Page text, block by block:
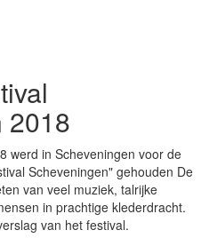
2018
werd in Scheveningen voor de
Scheveningen" gehouden De
van veel muziek, talrijke
in prachtige klederdracht.
van het festival.